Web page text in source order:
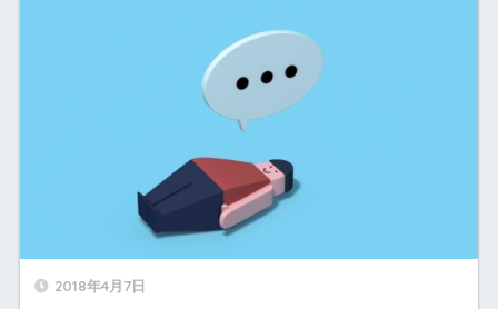
2018年4月7日